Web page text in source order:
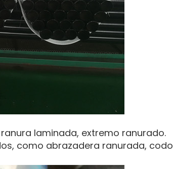
laminada, extremo ranurado.
como abrazadera ranurada, codo